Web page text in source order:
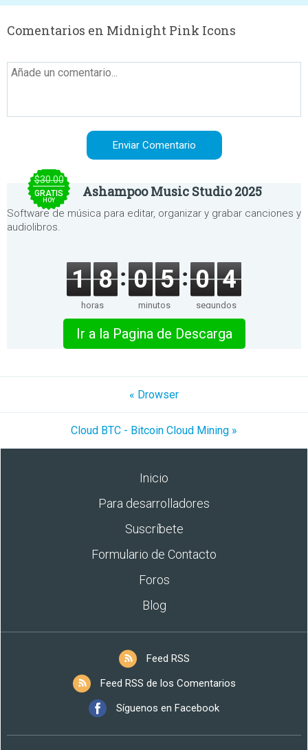
Comentarios en Midnight Pink Icons
$30.00
GRATIS
HOY
Ashampoo Music Studio 2025
Software de música para editar, organizar y grabar canciones y
audiolibros.
1 8
horas
0 5
minutos
0 4
segundos
Ir a la Pagina de Descarga
« Drowser
Cloud BTC - Bitcoin Cloud Mining »
Inicio
Para desarrolladores
Suscríbete
Formulario de Contacto
Foros
Blog
Feed RSS
Feed RSS de los Comentarios
Síguenos en Facebook